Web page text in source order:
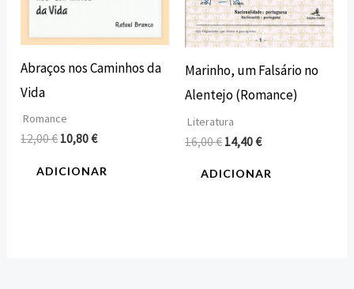
Abraços nos Caminhos da
Vida
Romance
12,00€ 10,80€
ADICIONAR
Marinho, um Falsário no
Alentejo (Romance)
Literatura
16,00€ 14,40€
ADICIONAR